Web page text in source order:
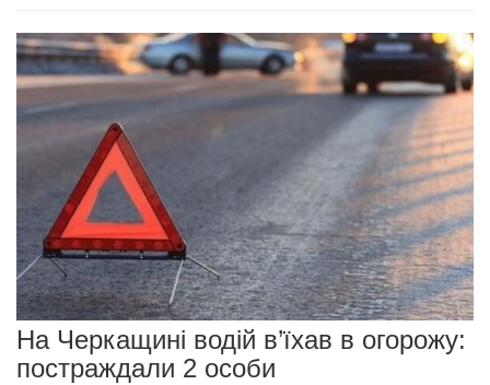
На Черкащині водій в’їхав в огорожу:
постраждали 2 особи